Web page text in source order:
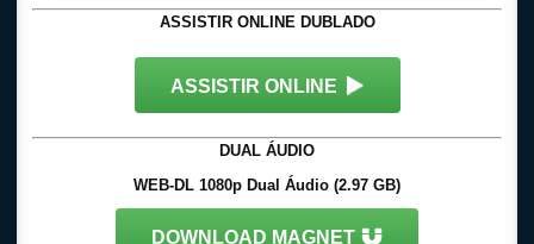
ASSISTIR ONLINE DUBLADO
ASSISTIR ONLINE
DUAL ÁUDIO
WEB-DL 1080p Dual Áudio (2.97 GB)
DOWNLOAD MAGNET